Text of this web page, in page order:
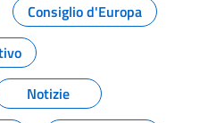
Consiglio d'Europa
Notizie